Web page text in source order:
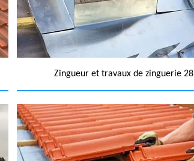
Zingueur et travaux de zinguerie 28